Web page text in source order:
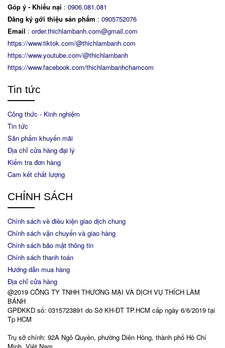
Góp ý - Khiếu nại : 0906.081.081
Đăng ký gới thiệu sản phẩm : 0905752076
Email : order.thichlambanh.com@gmail.com
https://www.tiktok.com/@thichlambanh.com
https://www.youtube.com/@thichlambanh
https://www.facebook.com/thichlambanhchamcom
Tin tức
Công thức - Kinh nghiệm
Tin tức
Sản phẩm khuyến mãi
Địa chỉ cửa hàng đại lý
Kiểm tra đơn hàng
Cam kết chất lượng
CHÍNH SÁCH
Chính sách về điều kiện giao dịch chung
Chính sách vận chuyển và giao hàng
Chính sách bảo mật thông tin
Chính sách thanh toán
Hướng dẫn mua hàng
Địa chỉ cửa hàng
@2019 CÔNG TY TNHH THƯƠNG MẠI VÀ DỊCH VỤ THÍCH LÀM
BÁNH
GPĐKKD số: 0315723891 do Sở KH-ĐT TP.HCM cấp ngày 6/6/2019 tại
Tp HCM
Trụ sở chính: 92A Ngô Quyền, phường Diên Hồng, thành phố Hồ Chí